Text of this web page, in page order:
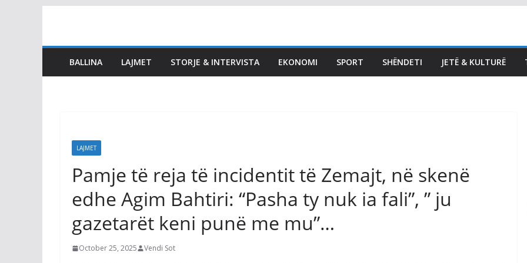
content
BALLINA LAJMET STORJE & INTERVISTA EKONOMI SPORT SHËNDETI JETË & KULTURË
LAJMET
Pamje të reja të incidentit të Zemajt, në skenë
edhe Agim Bahtiri: “Pasha ty nuk ia fali”, ” ju
gazetarët keni punë me mu”…
October 25, 2025 Vendi Sot
fotografi nga takimi i GP:
Me 18 deputetët e LDK-
së, në përcaktimin e